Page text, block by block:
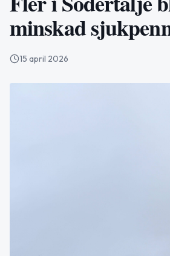
minskad
15 april 2026